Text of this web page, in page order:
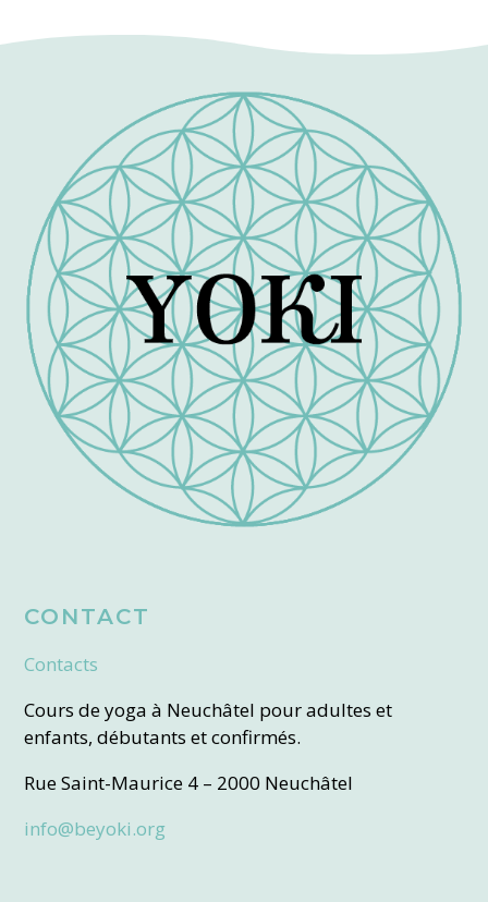
CONTACT
Contacts
Cours de yoga à Neuchâtel pour adultes et
enfants, débutants et confirmés.
Rue Saint-Maurice 4 – 2000 Neuchâtel
info@beyoki.org